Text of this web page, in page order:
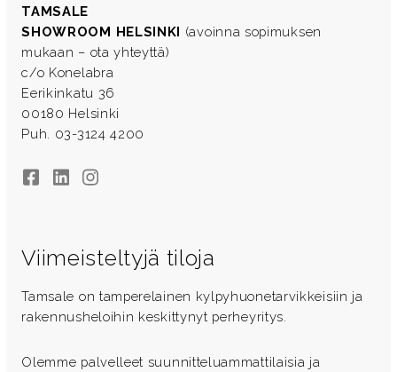
TAMSALE
SHOWROOM HELSINKI (avoinna sopimuksen
mukaan – ota yhteyttä)
c/o Konelabra
Eerikinkatu 36
00180 Helsinki
Puh. 03-3124 4200
FacebookLinkedInInstagram
Viimeisteltyjä tiloja
Tamsale on tamperelainen kylpyhuonetarvikkeisiin ja
rakennusheloihin keskittynyt perheyritys.
Olemme palvelleet suunnitteluammattilaisia ja